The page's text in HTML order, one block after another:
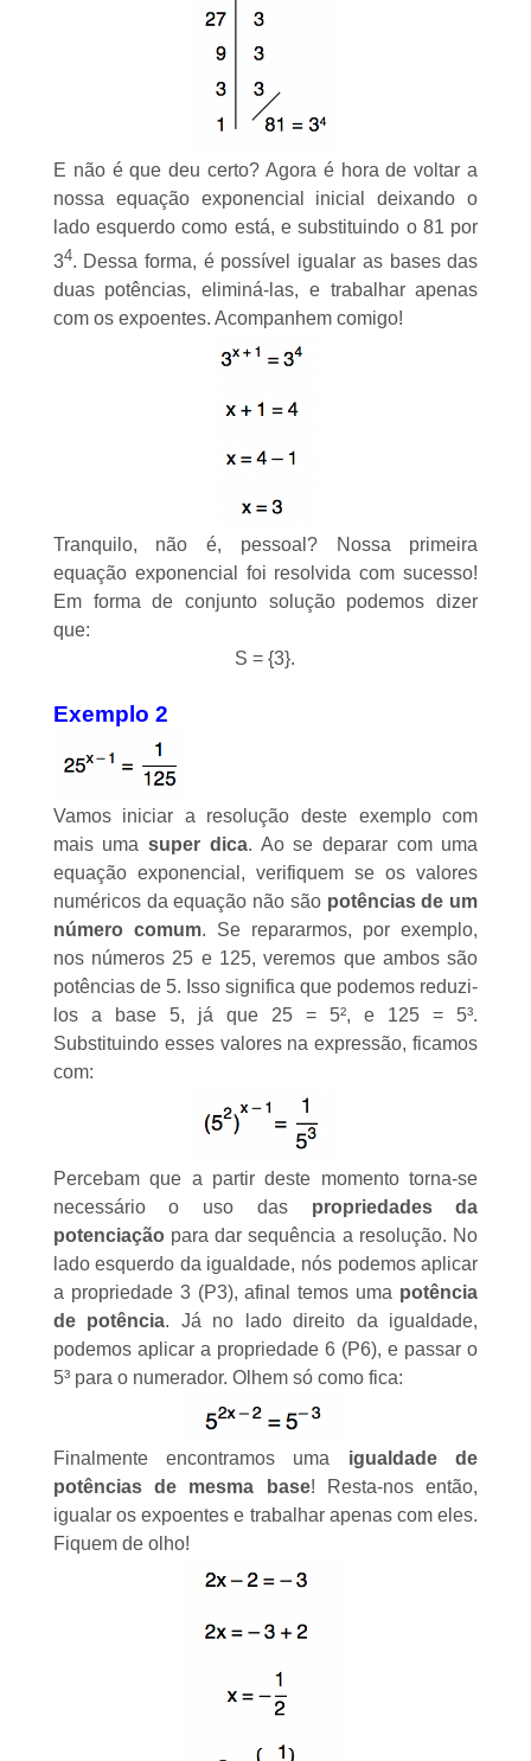
E não é que deu certo? Agora é hora de voltar a
nossa equação exponencial inicial deixando o
lado esquerdo como está, e substituindo o 81 por
34. Dessa forma, é possível igualar as bases das
duas potências, eliminá-las, e trabalhar apenas
com os expoentes. Acompanhem comigo!
Tranquilo, não é, pessoal? Nossa primeira
equação exponencial foi resolvida com sucesso!
Em forma de conjunto solução podemos dizer
que:
S = {3}.
Exemplo 2
Vamos iniciar a resolução deste exemplo com
mais umasuper dica. Ao se deparar com uma
equação exponencial, verifiquem se os valores
numéricos da equação não são potências de um
número comum. Se repararmos, por exemplo,
nos números 25 e 125, veremos que ambos são
potências de 5. Isso significa que podemos reduzi-
los a base 5, já que 25 = 5², e 125 = 5³.
Substituindo esses valores na expressão, ficamos
com:
Percebam que a partir deste momento torna-se
necessário o uso das propriedades da
potenciaçãopara dar sequência a resolução. No
lado esquerdo da igualdade, nós podemos aplicar
a propriedade 3 (P3), afinal temos uma potência
de potência. Já no lado direito da igualdade,
podemos aplicar a propriedade 6 (P6), e passar o
5³ para o numerador. Olhem só como fica:
Finalmente encontramos uma igualdade de
potências de mesma base! Resta-nos então,
igualar os expoentes e trabalhar apenas com eles.
Fiquem de olho!